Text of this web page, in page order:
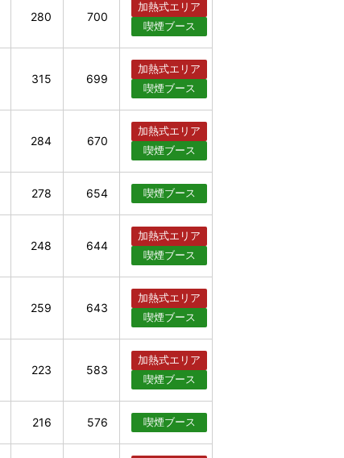
280 700
加熱式エリア
喫煙ブース
315 699
加熱式エリア
喫煙ブース
284 670
加熱式エリア
喫煙ブース
278 654 喫煙ブース
248 644
加熱式エリア
喫煙ブース
259 643
加熱式エリア
喫煙ブース
223 583
加熱式エリア
喫煙ブース
216 576 喫煙ブース